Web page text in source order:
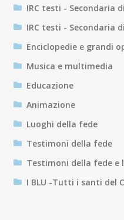
IRC testi - Secondaria
IRC testi - Secondaria
Enciclopedie e grandi
Musica e multimedia
Educazione
Animazione
Luoghi della fede
Testimoni della fede
Testimoni della fede e
I BLU -Tutti i santi del